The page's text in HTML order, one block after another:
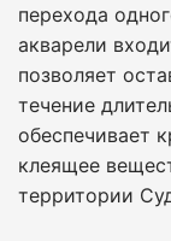
перехода
акварели
позволяет
течение
обеспечивает
клеящее
территории